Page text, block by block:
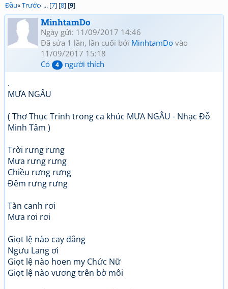
Đầu«Trước‹ ... [7] [8] [9]
MinhtamDo
Ngày gửi: 11/09/2017 14:46
Đã sửa 1 lần, lần cuối bởi MinhtamDo vào
11/09/2017 15:18
Có
4 người thích
.
MƯA NGÂU
( Thơ Thục Trinh trong ca khúc MƯA NGÂU - Nhạc Đỗ
Minh Tâm )
Trời rưng rưng
Mưa rưng rưng
Chiều rưng rưng
Đêm rưng rưng
Tàn canh rơi
Mưa rơi rơi
Giọt lệ nào cay đắng
Ngưu Lang ơi
Giọt lệ nào hoen my Chức Nữ
Giọt lệ nào vương trên bờ môi